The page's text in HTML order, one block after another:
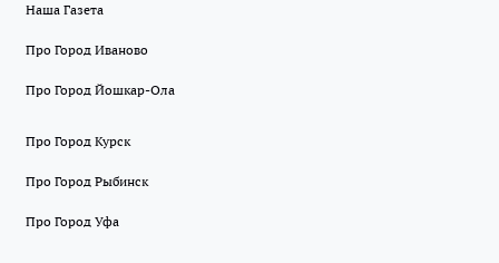
Наша Газета
Про Город Иваново
Про Город Йошкар-Ола
Про Город Курск
Про Город Рыбинск
Про Город Уфа